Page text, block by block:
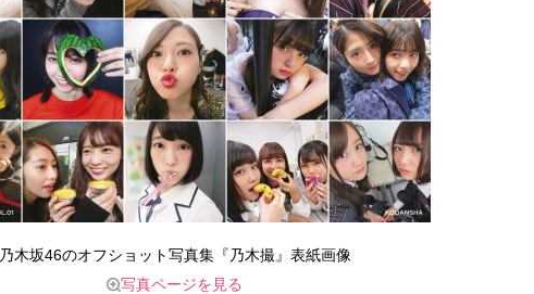
乃木坂46のオフショット写真集『乃木撮』表紙画像
写真ページを見る